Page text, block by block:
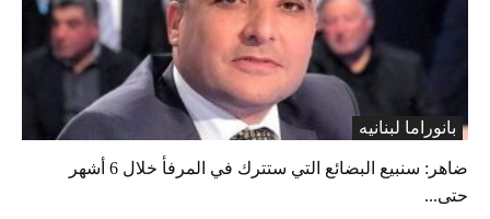
بانوراما لبنانیه
ضاهر: سنبيع البضائع التي ستترك في المرفأ خلال 6 أشهر
حتى...